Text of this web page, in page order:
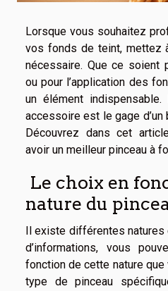
Lorsque vous souhaitez
vos fonds de teint, mettez
nécessaire. Que ce soient
ou pour l’application des
un élément
accessoire est le gage
Découvrez dans cet
avoir un meilleur pinceau à
Le choix en
nature du
Il existe différentes
d’informations, vous
fonction de cette nature
type de pinceau